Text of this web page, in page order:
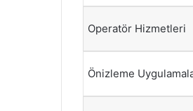
Operatör Hizmetleri
Önizleme